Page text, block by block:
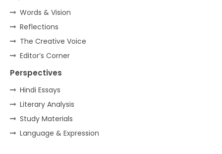
Words & Vision
Reflections
The Creative Voice
Editor’s Corner
Perspectives
Hindi Essays
Literary Analysis
Study Materials
Language & Expression